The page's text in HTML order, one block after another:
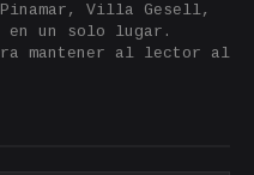
Villa Gesell,
en un solo lugar.
mantener al lector al